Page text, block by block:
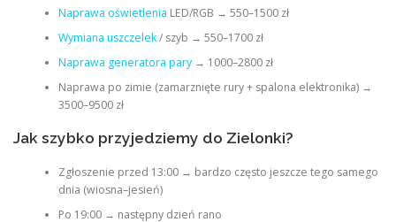
Naprawa oświetlenia LED/RGB → 550–1500 zł
Wymiana uszczelek/ szyb → 550–1700 zł
Naprawa generatora pary→ 1000–2800 zł
Naprawa po zimie (zamarznięte rury + spalona elektronika) →
3500–9500 zł
Jak szybko przyjedziemy do Zielonki?
Zgłoszenie przed 13:00 → bardzo często jeszcze tego samego
dnia (wiosna–jesień)
Po 19:00 → następny dzień rano